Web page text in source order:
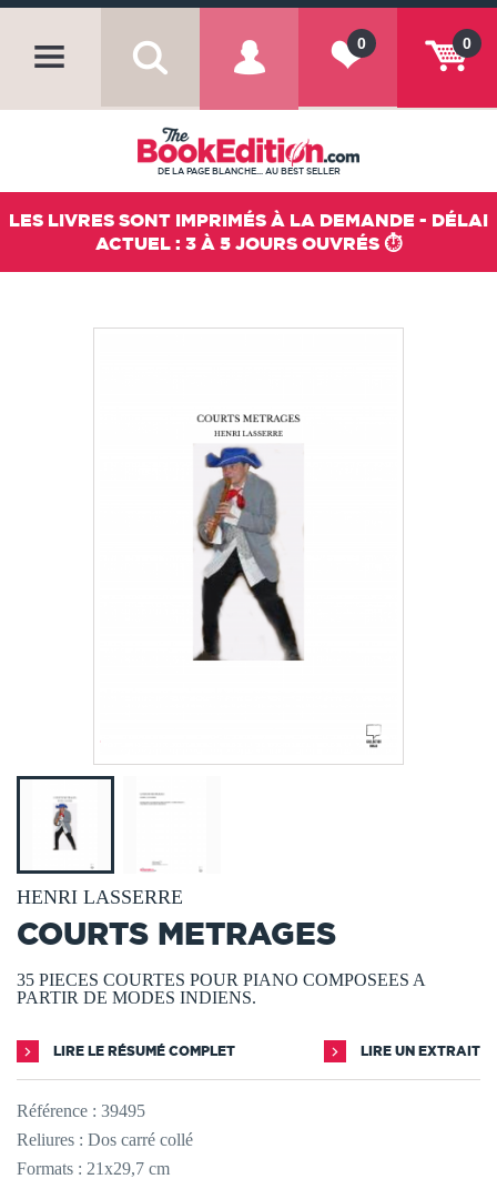
0
0
DE LA PAGE BLANCHE... AU BEST SELLER
LES LIVRES SONT IMPRIMÉS À LA DEMANDE - DÉLAI
ACTUEL : 3 À 5 JOURS OUVRÉS ⏱️
HENRI LASSERRE
COURTS METRAGES
35 PIECES COURTES POUR PIANO COMPOSEES A
PARTIR DE MODES INDIENS.
LIRE LE RÉSUMÉ COMPLET LIRE UN EXTRAIT
Référence : 39495
Reliures : Dos carré collé
Formats : 21x29,7 cm